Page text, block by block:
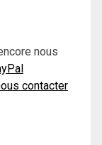
nous
contacter